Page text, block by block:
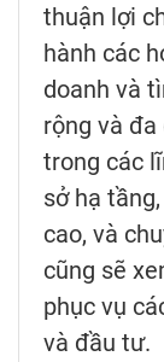
thuận lợi
hành các
doanh và
rộng và
trong các
sở hạ
cao, và
cũng sẽ
phục vụ
và đầu tư.